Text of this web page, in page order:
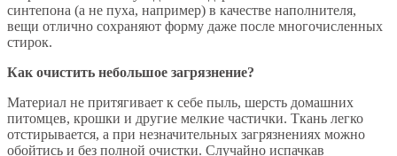
синтепона (а не пуха, например) в качестве наполнителя,
вещи отлично сохраняют форму даже после многочисленных
стирок.
Как очистить небольшое загрязнение?
Материал не притягивает к себе пыль, шерсть домашних
питомцев, крошки и другие мелкие частички. Ткань легко
отстирывается, а при незначительных загрязнениях можно
обойтись и без полной очистки. Случайно испачкав